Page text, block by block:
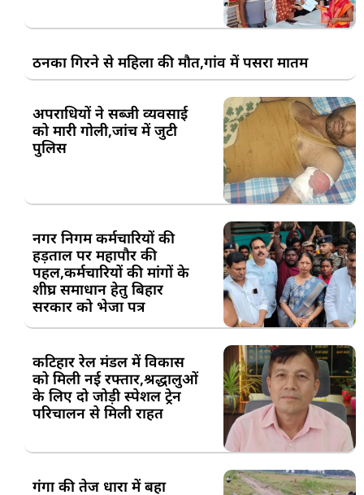
ठनका गिरने से महिला की मौत,गांव में पसरा मातम
अपराधियों ने सब्जी व्यवसाई
को मारी गोली,जांच में जुटी
पुलिस
नगर निगम कर्मचारियों की
हड़ताल पर महापौर की
पहल,कर्मचारियों की मांगों के
शीघ्र समाधान हेतु बिहार
सरकार को भेजा पत्र
कटिहार रेल मंडल में विकास
को मिली नई रफ्तार,श्रद्धालुओं
के लिए दो जोड़ी स्पेशल ट्रेन
परिचालन से मिली राहत
गंगा की तेज धारा में बहा